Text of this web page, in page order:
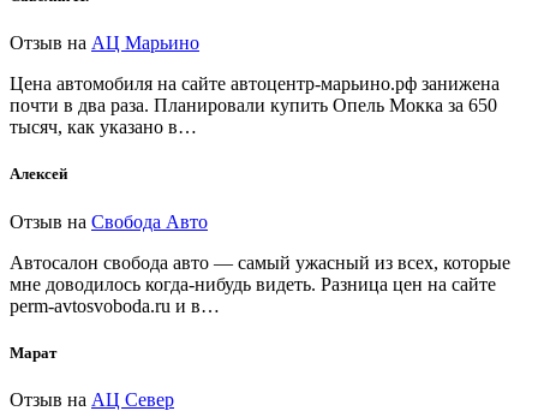
Отзыв на АЦ Марьино
Цена автомобиля на сайте автоцентр-марьино.рф занижена
почти в два раза. Планировали купить Опель Мокка за 650
тысяч, как указано в…
Алексей
Отзыв на Свобода Авто
Автосалон свобода авто — самый ужасный из всех, которые
мне доводилось когда-нибудь видеть. Разница цен на сайте
perm-avtosvoboda.ru и в…
Марат
Отзыв на АЦ Север